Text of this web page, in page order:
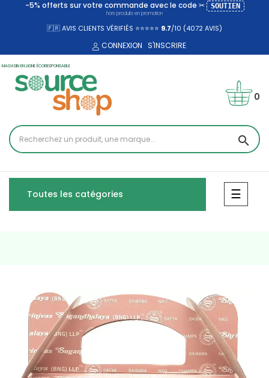
-5% offerts sur votre commande avec le code ✂ SOUTIEN
hors produits en promotion
🇫🇷 AVIS CLIENTS VÉRIFIÉS ⭐⭐⭐⭐⭐ 9.7/10 (4072AVIS)
CONNEXION S'INSCRIRE
MAGASIN EN LIGNE ÉCORESPONSABLE
search
0
Toutes les catégories ☰